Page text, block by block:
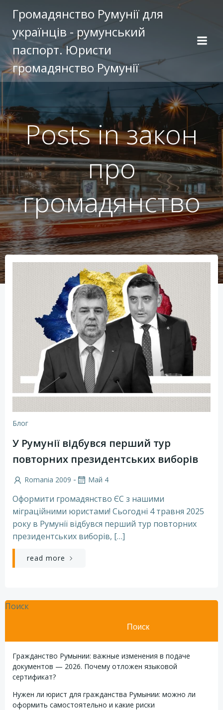
к
содержимому
Громадянство Румунії для
українців - румунський
паспорт. Юристи
громадянство Румунії
Posts in закон
про
громадянство
Блог
У Румунії відбувся перший тур
повторних президентських виборів
Romania 2009 - Май 4
Оформити громадянство ЄС з нашими
міграційними юристами! Сьогодні 4 травня 2025
року в Румунії відбувся перший тур повторних
президентських виборів, […]
read more
Поиск
Поиск
Гражданство Румынии: важные изменения в подаче
документов — 2026. Почему отложен языковой
сертификат?
Нужен ли юрист для гражданства Румынии: можно ли
оформить самостоятельно и какие риски